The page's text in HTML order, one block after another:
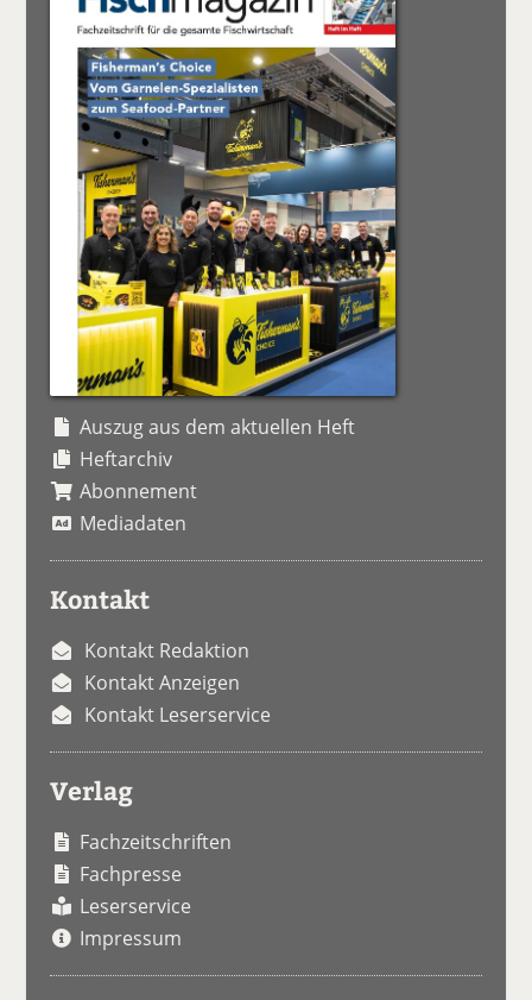
Auszug aus dem aktuellen Heft
Heftarchiv
Abonnement
Mediadaten
Kontakt
Kontakt Redaktion
Kontakt Anzeigen
Kontakt Leserservice
Verlag
Fachzeitschriften
Fachpresse
Leserservice
Impressum